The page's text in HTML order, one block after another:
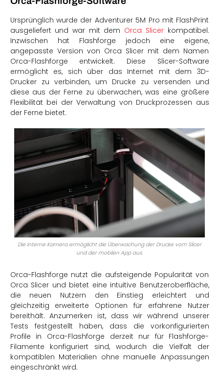
Ursprünglich wurde der Adventurer 5M Pro mit FlashPrint
ausgeliefert und war mit dem Orca Slicerkompatibel.
Inzwischen hat Flashforge jedoch eine eigene,
angepasste Version von Orca Slicer mit dem Namen
Orca-Flashforge entwickelt. Diese Slicer-Software
ermöglicht es, sich über das Internet mit dem 3D-
Drucker zu verbinden, um Drucke zu versenden und
diese aus der Ferne zu überwachen, was eine größere
Flexibilität bei der Verwaltung von Druckprozessen aus
der Ferne bietet.
Die interne Kamera ermöglicht die Überwachung der Drucke vom Slicer
und der mobilen App aus.
Orca-Flashforge nutzt die aufsteigende Popularität von
Orca Slicer und bietet eine intuitive Benutzeroberfläche,
die neuen Nutzern den Einstieg erleichtert und
gleichzeitig erweiterte Optionen für erfahrene Nutzer
bereithält. Anzumerken ist, dass wir während unserer
Tests festgestellt haben, dass die vorkonfigurierten
Profile in Orca-Flashforge derzeit nur für Flashforge-
Filamente konfiguriert sind, wodurch die Vielfalt der
kompatiblen Materialien ohne manuelle Anpassungen
eingeschränkt wird.